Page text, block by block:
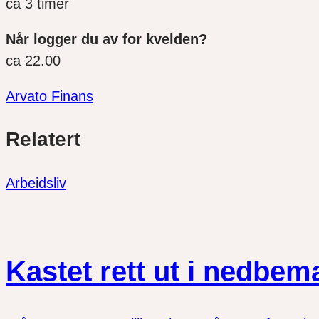
ca 3 timer
Når logger du av for kvelden?
ca 22.00
Arvato Finans
link
på
på
Relatert
Arbeidsliv
Kastet rett ut i